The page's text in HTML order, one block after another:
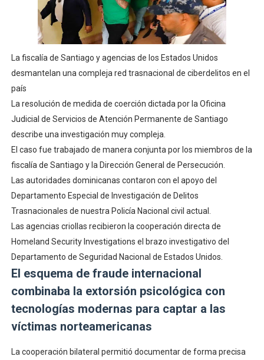
La fiscalía de Santiago y agencias de los Estados Unidos
desmantelan una compleja red trasnacional de ciberdelitos en el
país
La resolución de medida de coerción dictada por la Oficina
Judicial de Servicios de Atención Permanente de Santiago
describe una investigación muy compleja.
El caso fue trabajado de manera conjunta por los miembros de la
fiscalía de Santiago y la Dirección General de Persecución.
Las autoridades dominicanas contaron con el apoyo del
Departamento Especial de Investigación de Delitos
Trasnacionales de nuestra Policía Nacional civil actual.
Las agencias criollas recibieron la cooperación directa de
Homeland Security Investigations el brazo investigativo del
Departamento de Seguridad Nacional de Estados Unidos.
El esquema de fraude internacional
combinaba la extorsión psicológica con
tecnologías modernas para captar a las
víctimas norteamericanas
La cooperación bilateral permitió documentar de forma precisa